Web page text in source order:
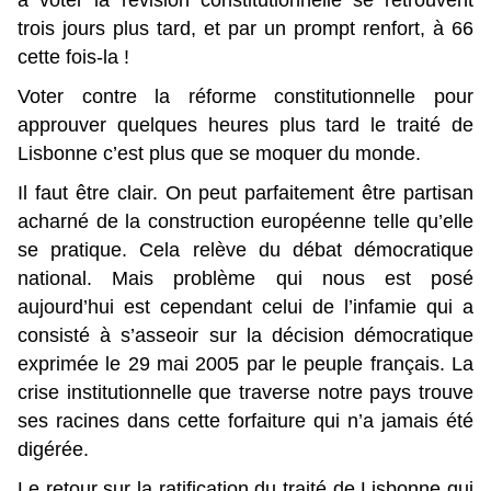
trois jours plus tard, et par un prompt renfort, à 66
cette fois-la !
Voter contre la réforme constitutionnelle pour
approuver quelques heures plus tard le traité de
Lisbonne c’est plus que se moquer du monde.
Il faut être clair. On peut parfaitement être partisan
acharné de la construction européenne telle qu’elle
se pratique. Cela relève du débat démocratique
national. Mais problème qui nous est posé
aujourd’hui est cependant celui de l’infamie qui a
consisté à s’asseoir sur la décision démocratique
exprimée le 29 mai 2005 par le peuple français. La
crise institutionnelle que traverse notre pays trouve
ses racines dans cette forfaiture qui n’a jamais été
digérée.